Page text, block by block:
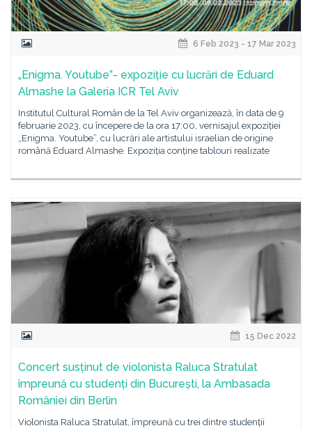
6 Feb 2023 - 17 Mar 2023
„Enigma. Youtube”- expoziție cu lucrări de Eduard
Almashe la Galeria ICR Tel Aviv
Institutul Cultural Român de la Tel Aviv organizează, în data de 9
februarie 2023, cu începere de la ora 17:00, vernisajul expoziției
„Enigma. Youtube”, cu lucrări ale artistului israelian de origine
română Eduard Almashe. Expoziția conține tablouri realizate
15 Dec 2022
Concert susținut de violonista Raluca Stratulat
împreună cu studenți din București, la Ambasada
României din Berlin
Violonista Raluca Stratulat, împreună cu trei dintre studenții